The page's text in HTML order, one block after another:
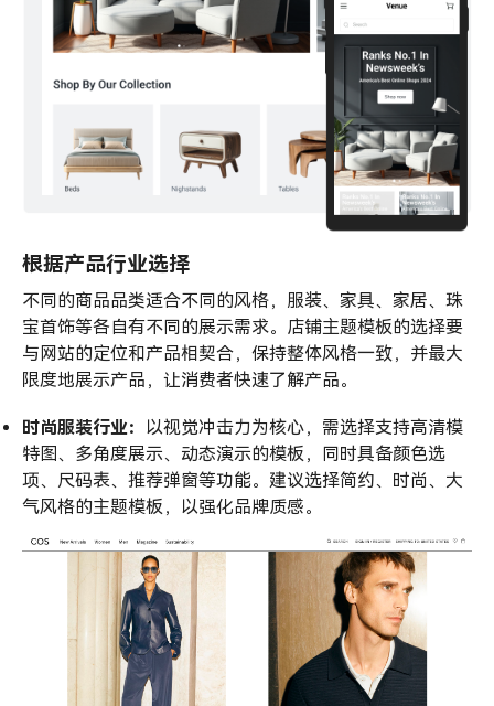
根据产品行业选择
不同的商品品类适合不同的风格，服装、家具、家居、珠
宝首饰等各自有不同的展示需求。店铺主题模板的选择要
与网站的定位和产品相契合，保持整体风格一致，并最大
限度地展示产品，让消费者快速了解产品。
时尚服装行业： 以视觉冲击力为核心，需选择支持高清模
特图、多角度展示、动态演示的模板，同时具备颜色选
项、尺码表、推荐弹窗等功能。建议选择简约、时尚、大
气风格的主题模板，以强化品牌质感。